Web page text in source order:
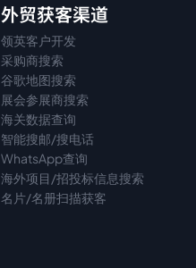
外贸获客渠道
领英客户开发
采购商搜索
谷歌地图搜索
展会参展商搜索
海关数据查询
智能搜邮/搜电话
WhatsApp查询
海外项目/招投标信息搜索
名片/名册扫描获客